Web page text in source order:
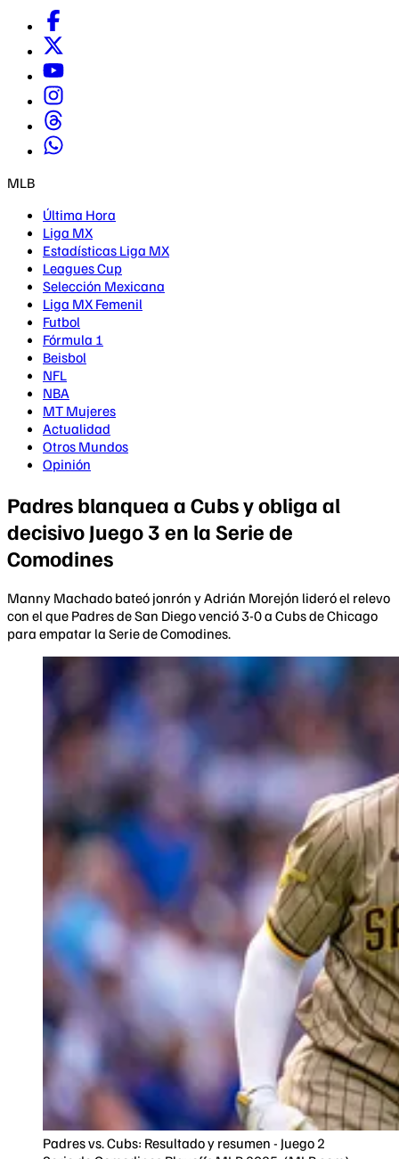
MLB
Última Hora
Liga MX
Estadísticas Liga MX
Leagues Cup
Selección Mexicana
Liga MX Femenil
Futbol
Fórmula 1
Beisbol
NFL
NBA
MT Mujeres
Actualidad
Otros Mundos
Opinión
Padres blanquea a Cubs y obliga al
decisivo Juego 3 en la Serie de
Comodines
Manny Machado bateó jonrón y Adrián Morejón lideró el relevo
con el que Padres de San Diego venció 3-0 a Cubs de Chicago
para empatar la Serie de Comodines.
Padres vs. Cubs: Resultado y resumen - Juego 2